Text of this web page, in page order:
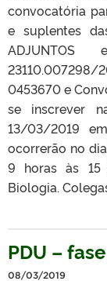
convocatória
e suplentes
ADJUNTOS
0453670 e
se inscrever
13/03/2019
ocorrerão no
9 horas às 15
Biologia.
PDU –
08/03/2019